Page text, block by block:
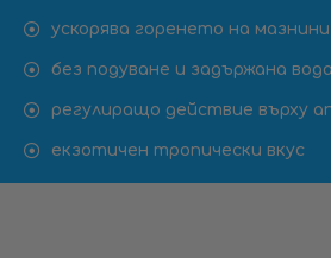
ускорява горенето на мазнини
без подуване и задържана вода
регулиращо действие върху
екзотичен тропически вкус